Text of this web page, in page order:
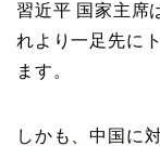
習近平 国家主席
れより一足先に
ます。
しかも、中国に